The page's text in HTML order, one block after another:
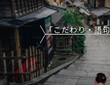
「こだわり・語